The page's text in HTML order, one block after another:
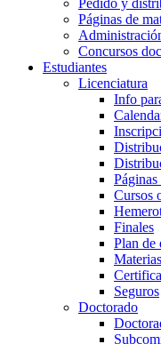
Páginas de
Concursos
Estudiantes
Licenciatura
Info
Páginas
Cursos
Finales
Plan de
Seguros
Doctorado